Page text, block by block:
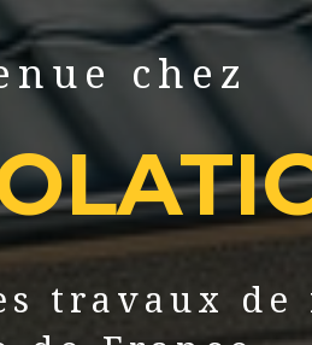
travaux
chez